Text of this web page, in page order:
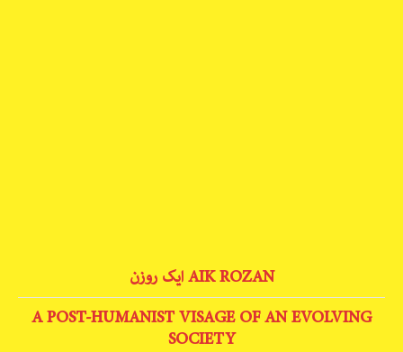
AIK ROZAN ایک روزن
A POST-HUMANIST VISAGE OF AN EVOLVING
SOCIETY